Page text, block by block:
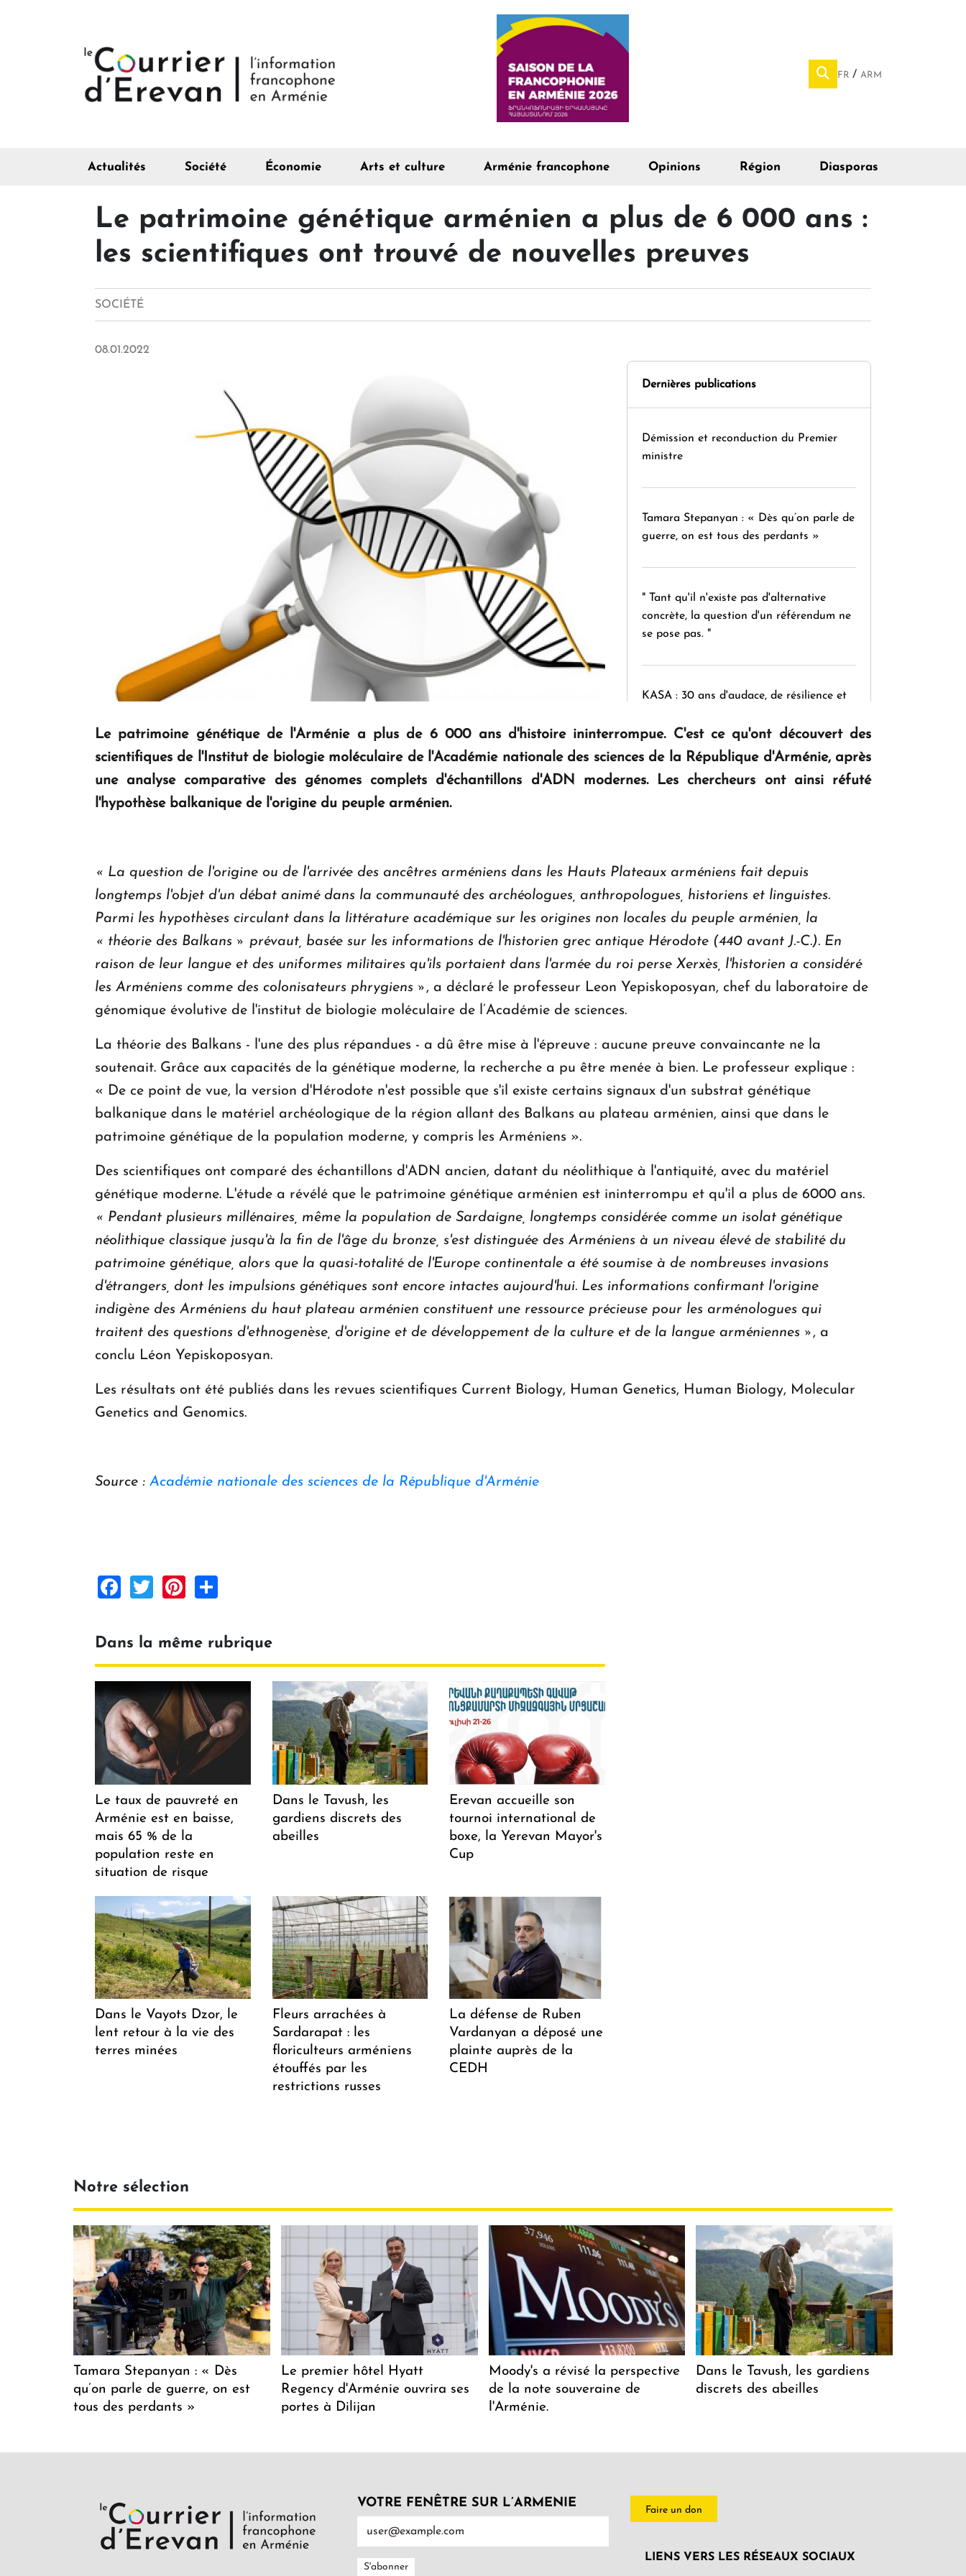
FR ARM
Actualités Société Économie Arts et culture Arménie francophone Opinions Région Diasporas
Le patrimoine génétique arménien a plus de 6 000 ans :
les scientifiques ont trouvé de nouvelles preuves
SOCIÉTÉ
08.01.2022
Dernières publications
Démission et reconduction du Premier
ministre
Tamara Stepanyan : « Dès qu’on parle de
guerre, on est tous des perdants »
" Tant qu'il n'existe pas d'alternative
concrète, la question d'un référendum ne
se pose pas. "
KASA : 30 ans d'audace, de résilience et
Le premier hôtel Hyatt Regency
Le patrimoine génétique de l'Arménie a plus de 6 000 ans d'histoire ininterrompue. C'est ce qu'ont découvert des
scientifiques de l'Institut de biologie moléculaire de l'Académie nationale des sciences de la République d'Arménie, après
une analyse comparative des génomes complets d'échantillons d'ADN modernes.
Les chercheurs ont ainsi réfuté
l'hypothèse balkanique de l'origine du peuple arménien.
« La question de l'origine ou de l'arrivée des ancêtres arméniens dans les Hauts Plateaux arméniens fait depuis
longtemps l'objet d'un débat animé dans la communauté des archéologues, anthropologues, historiens et linguistes.
Parmi les hypothèses circulant dans la littérature académique sur les origines non locales du peuple arménien, la
« théorie des Balkans » prévaut, basée sur les informations de l'historien grec antique Hérodote (440 avant J.-C.). En
raison de leur langue et des uniformes militaires qu'ils portaient dans l'armée du roi perse Xerxès, l'historien a considéré
les Arméniens comme des colonisateurs phrygiens », a déclaré le professeur Leon Yepiskoposyan, chef du laboratoire de
génomique évolutive de l'institut de biologie moléculaire de l’Académie de sciences.
La théorie des Balkans - l'une des plus répandues - a dû être mise à l'épreuve : aucune preuve convaincante ne la
soutenait. Grâce aux capacités de la génétique moderne, la recherche a pu être menée à bien. Le professeur explique :
« De ce point de vue, la version d'Hérodote n'est possible que s'il existe certains signaux d'un substrat génétique
balkanique dans le matériel archéologique de la région allant des Balkans au plateau arménien, ainsi que dans le
patrimoine génétique de la population moderne, y compris les Arméniens ».
Des scientifiques ont comparé des échantillons d'ADN ancien, datant du néolithique à l'antiquité, avec du matériel
génétique moderne. L'étude a révélé que le patrimoine génétique arménien est ininterrompu et qu'il a plus de 6000 ans.
« Pendant plusieurs millénaires, même la population de Sardaigne, longtemps considérée comme un isolat génétique
néolithique classique jusqu'à la fin de l'âge du bronze, s'est distinguée des Arméniens à un niveau élevé de stabilité du
patrimoine génétique, alors que la quasi-totalité de l'Europe continentale a été soumise à de nombreuses invasions
d'étrangers, dont les impulsions génétiques sont encore intactes aujourd'hui. Les informations confirmant l'origine
indigène des Arméniens du haut plateau arménien constituent une ressource précieuse pour les arménologues qui
traitent des questions d'ethnogenèse, d'origine et de développement de la culture et de la langue arméniennes », a
conclu Léon Yepiskoposyan.
Les résultats ont été publiés dans les revues scientifiques Current Biology, Human Genetics, Human Biology, Molecular
Genetics and Genomics.
Source : Académie nationale des sciences de la République d'Arménie
Facebook
TwitterPinterest
Dans la même rubrique
Le taux de pauvreté en
Arménie est en baisse,
mais 65 % de la
population reste en
situation de risque
Dans le Tavush, les
gardiens discrets des
abeilles
Erevan accueille son
tournoi international de
boxe, la Yerevan Mayor's
Cup
Dans le Vayots Dzor, le
lent retour à la vie des
terres minées
Fleurs arrachées à
Sardarapat : les
floriculteurs arméniens
étouffés par les
restrictions russes
La défense de Ruben
Vardanyan a déposé une
plainte auprès de la
CEDH
Notre sélection
Tamara Stepanyan : « Dès
qu’on parle de guerre, on est
tous des perdants »
Le premier hôtel Hyatt
Regency d'Arménie ouvrira ses
portes à Dilijan
Moody's a révisé la perspective
de la note souveraine de
l'Arménie.
Dans le Tavush, les gardiens
discrets des abeilles
VOTRE FENÊTRE SUR L’ARMENIE
Faire un don
LIENS VERS LES RÉSEAUX SOCIAUX